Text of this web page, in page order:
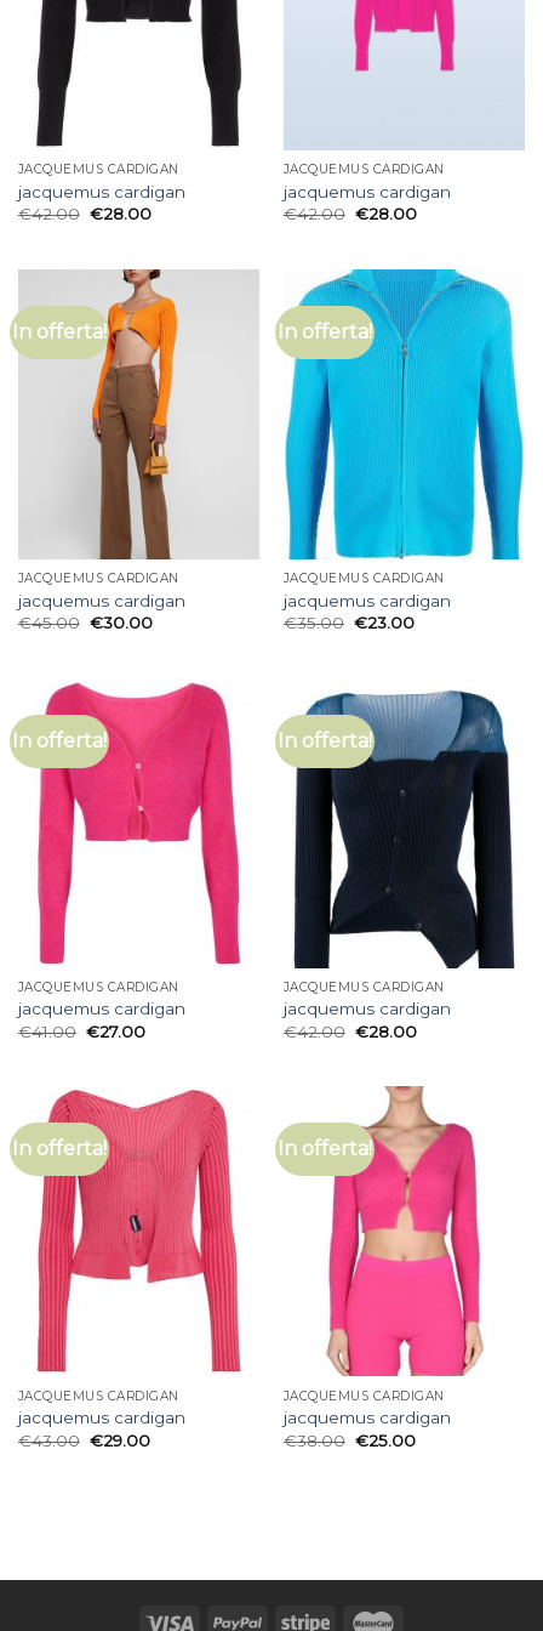
JACQUEMUS CARDIGAN
jacquemus cardigan
€42.00 €28.00
JACQUEMUS CARDIGAN
jacquemus cardigan
€42.00 €28.00
In offerta!
JACQUEMUS CARDIGAN
jacquemus cardigan
€45.00 €30.00
In offerta!
JACQUEMUS CARDIGAN
jacquemus cardigan
€35.00 €23.00
In offerta!
JACQUEMUS CARDIGAN
jacquemus cardigan
€41.00 €27.00
In offerta!
JACQUEMUS CARDIGAN
jacquemus cardigan
€42.00 €28.00
In offerta!
JACQUEMUS CARDIGAN
jacquemus cardigan
€43.00 €29.00
In offerta!
JACQUEMUS CARDIGAN
jacquemus cardigan
€38.00 €25.00